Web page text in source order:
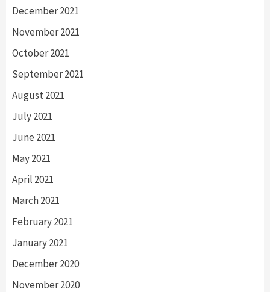
December 2021
November 2021
October 2021
September 2021
August 2021
July 2021
June 2021
May 2021
April 2021
March 2021
February 2021
January 2021
December 2020
November 2020